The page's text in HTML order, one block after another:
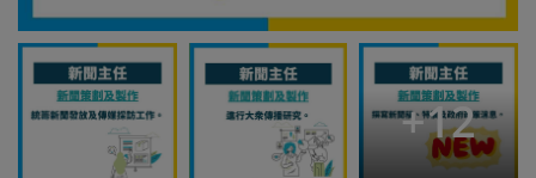
+12